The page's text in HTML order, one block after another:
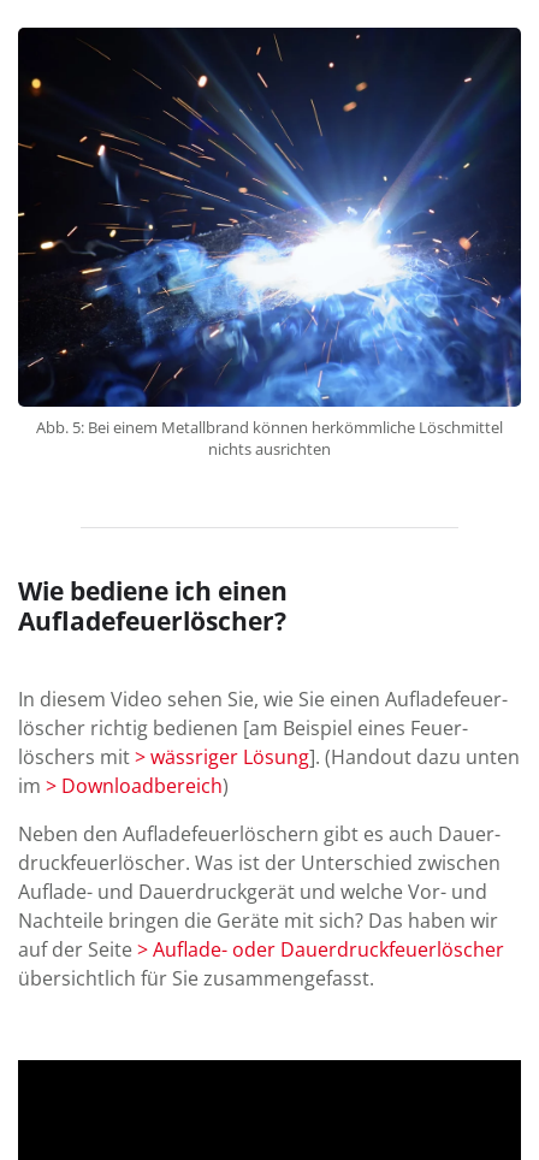
Abb. 5: Bei einem Metallbrand können herkömmliche Löschmittel
nichts ausrichten
Wie bediene ich einen
Aufladefeuerlöscher?
In diesem Video sehen Sie, wie Sie einen Auf­lade­feuer­
löscher richtig be­dienen [am Bei­spiel eines Feuer­
löschers mit> wäss­riger Lösung]. (Hand­out dazu unten
im > Down­load­bereich)
Neben den Auf­lade­feuer­löschern gibt es auch Dauer­
druck­feuer­löscher. Was ist der Unter­schied zwi­schen
Auf­lade- und Dauer­druck­gerät und welche Vor- und
Nach­teile brin­gen die Ge­räte mit sich? Das haben wir
auf der Seite> Auf­lade- oder Dauer­druck­feuer­löscher
über­sicht­lich für Sie zu­sam­men­ge­fasst.